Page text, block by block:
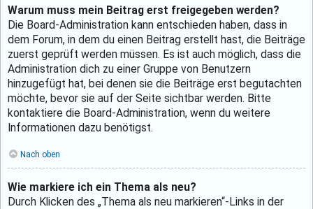
Warum muss mein Beitrag erst freigegeben werden?
Die Board-Administration kann entschieden haben, dass in
dem Forum, in dem du einen Beitrag erstellt hast, die Beiträge
zuerst geprüft werden müssen. Es ist auch möglich, dass die
Administration dich zu einer Gruppe von Benutzern
hinzugefügt hat, bei denen sie die Beiträge erst begutachten
möchte, bevor sie auf der Seite sichtbar werden. Bitte
kontaktiere die Board-Administration, wenn du weitere
Informationen dazu benötigst.
Nach oben
Wie markiere ich ein Thema als neu?
Durch Klicken des „Thema als neu markieren“-Links in der